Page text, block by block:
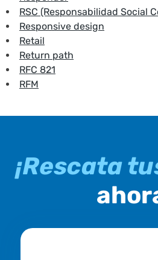
RSC (Responsabilidad Social
Responsive design
Retail
Return path
RFC 821
RFM
¡Rescata